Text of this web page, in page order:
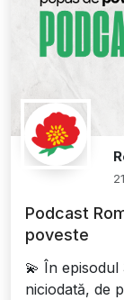
Podcast
poveste
💫 În
niciodată, de